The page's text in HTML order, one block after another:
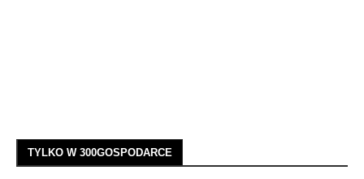
TYLKO W 300GOSPODARCE